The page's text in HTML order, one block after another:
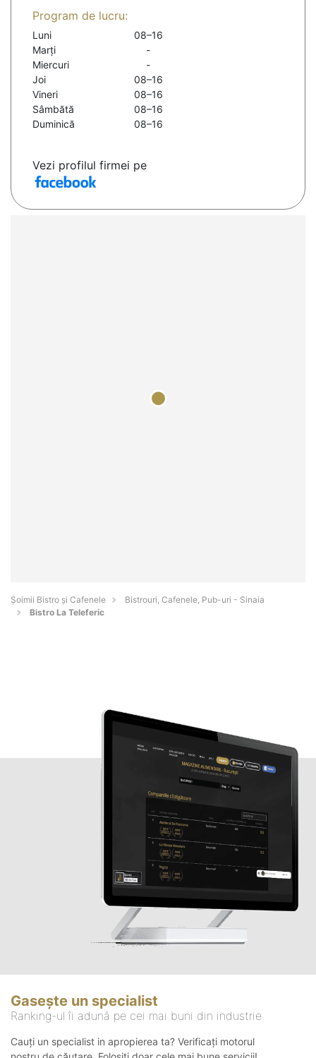
Program de lucru:
Luni
08–16
Marți
-
Miercuri
-
Joi
08–16
Vineri
08–16
Sâmbătă
08–16
Duminică
08–16
Vezi profilul firmei pe
Șoimii Bistro și Cafenele
Bistrouri, Cafenele, Pub-uri - Sinaia
Bistro La Teleferic
Gasește un specialist
Ranking-ul îi adună pe cei mai buni din industrie
Cauți un specialist in apropierea ta? Verificați motorul